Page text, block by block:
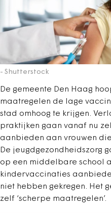
- Shutterstock
De gemeente Den Haag
maatregelen de lage
stad omhoog te krijgen.
praktijken gaan vanaf nu
aanbieden aan vrouwen
De jeugdgezondheidszorg
op een middelbare school
kindervaccinaties
niet hebben gekregen. Het
zelf ‘scherpe maatregelen’.